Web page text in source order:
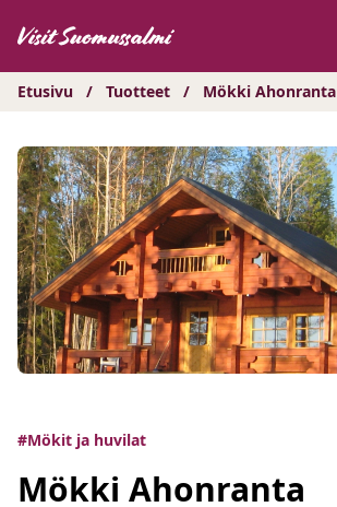
sisältöön
Etusivu / Tuotteet / Mökki Ahonranta
#Mökit ja huvilat
Mökki Ahonranta